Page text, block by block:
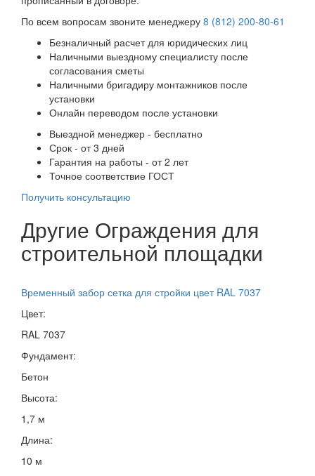
По всем вопросам звоните менеджеру 8 (812) 200-80-61
Безналичный расчет для юридических лиц
Наличными выездному специалисту после
согласования сметы
Наличными бригадиру монтажников после
установки
Онлайн переводом после установки
Выездной менеджер - бесплатно
Срок - от 3 дней
Гарантия на работы - от 2 лет
Точное соответствие ГОСТ
Получить консультацию
Другие Ограждения для
строительной площадки
Временный забор сетка для стройки цвет RAL 7037
Цвет:
RAL 7037
Фундамент:
Бетон
Высота:
1,7 м
Длина:
10 м